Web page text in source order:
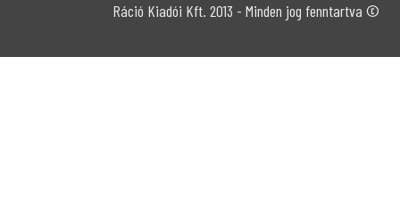
Ráció Kiadói Kft. 2013 - Minden jog fenntartva ©